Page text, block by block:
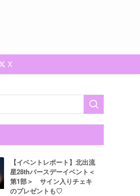
X
【イベントレポート】北出流
星28thバースデーイベント＜
第1部＞ サイン入りチェキ
のプレゼントも♡